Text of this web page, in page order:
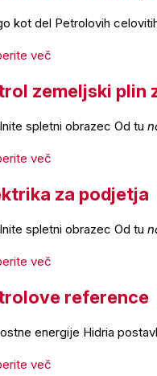
kot del Petrolovih
več
zemeljski plin
spletni obrazec Od tu
več
za podjetja
spletni obrazec Od tu
več
reference
energije Hidria
več